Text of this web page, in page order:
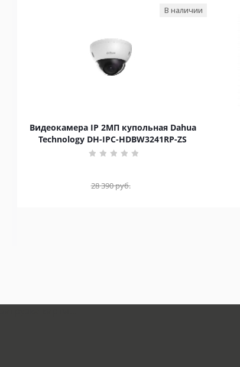
Видеокамера IP 2МП купольная Dahua
Technology DH-IPC-HDBW3241RP-ZS
В наличии
28 390руб.